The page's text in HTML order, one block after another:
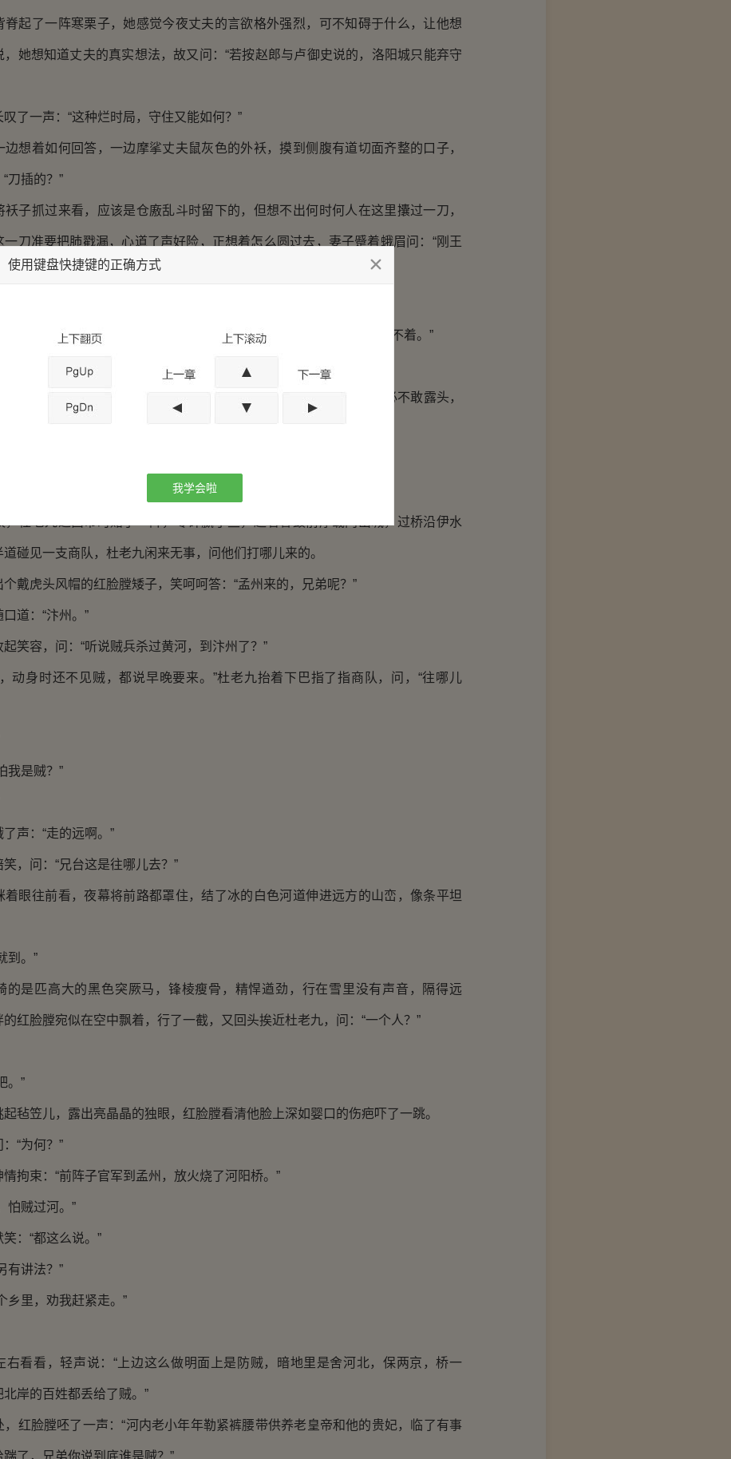
了一阵寒栗子，她感觉今夜丈夫的言欲格外强烈，可不知碍于什么，让他想
，她想知道丈夫的真实想法，故又问：“若按赵郎与卢御史说的，洛阳城只能弃守
一声：“这种烂时局，守住又能如何？”
着如何回答，一边摩挲丈夫鼠灰色的外袄，摸到侧腹有道切面齐整的口子，
刀插的？”
抓过来看，应该是仓廒乱斗时留下的，但想不出何时何人在这里攮过一刀，
一刀准要把肺戳漏，心道了声好险，正想着怎么圆过去，妻子蹙着蛾眉问：“刚王
了事儿，有贼闯进民宅，杀人放火，是你么？”
娘子轻轻呸了一声：“不是贼。”
只得如实讲，但略过凶险的那一节，掩口道：“都穿着甲，刀枪伤不着。”
气，仍伏进丈夫怀里，问：“没找见雪儿？”
：“该是卖到别处了，得问公孙牙婆，但这次打草惊蛇，想那厮必不敢露头，
”
的是该烧了他的宅子，没捉着便宜了贼婆。”
地闲扯着，直到眼皮打架方才睡下。
老九过西市时赌了一阵，零碎赢了些，趁着暮鼓前厚载门出城，过桥沿伊水
碰见一支商队，杜老九闲来无事，问他们打哪儿来的。
虎头风帽的红脸膛矮子，笑呵呵答：“孟州来的，兄弟呢？”
：“汴州。”
容，问：“听说贼兵杀过黄河，到汴州了？”
身时还不见贼，都说早晚要来。”杜老九抬着下巴指了指商队，问，“往哪儿
是贼？”
：“走的远啊。”
问：“兄台这是往哪儿去？”
往前看，夜幕将前路都罩住，结了冰的白色河道伸进远方的山峦，像条平坦
。”
匹高大的黑色突厥马，锋棱瘦骨，精悍遒劲，行在雪里没有声音，隔得远
红脸膛宛似在空中飘着，行了一截，又回头挨近杜老九，问：“一个人？”
”
笠儿，露出亮晶晶的独眼，红脸膛看清他脸上深如婴口的伤疤吓了一跳。
“为何？”
束：“前阵子官军到孟州，放火烧了河阳桥。”
贼过河。”
“都这么说。”
讲法？”
里，劝我赶紧走。”
看，轻声说：“上边这么做明面上是防贼，暗地里是舍河北，保两京，桥一
岸的百姓都丢给了贼。”
脸膛呸了一声：“河内老小年年勒紧裤腰带供养老皇帝和他的贵妃，临了有事
了，兄弟你说到底谁是贼？”
使用键盘快捷键的正确方式
我学会啦